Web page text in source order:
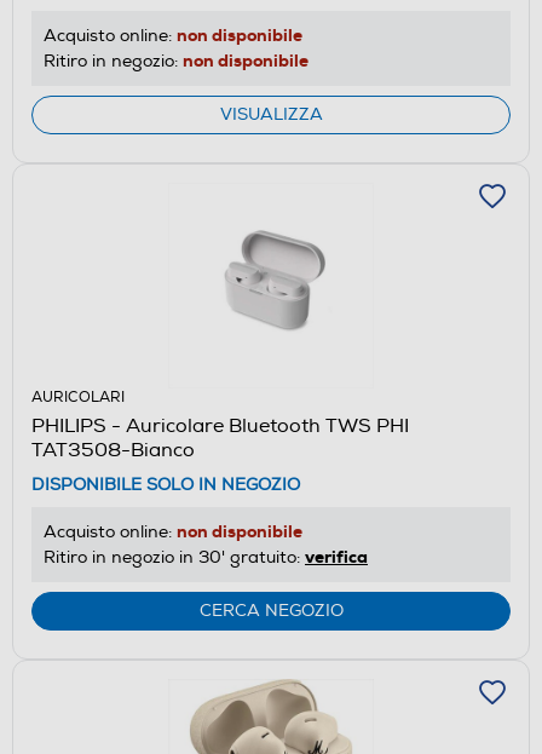
Acquisto online: non disponibile
Ritiro in negozio: non disponibile
VISUALIZZA
AURICOLARI
PHILIPS - Auricolare Bluetooth TWS PHI
TAT3508-Bianco
DISPONIBILE SOLO IN NEGOZIO
Acquisto online: non disponibile
Ritiro in negozio in 30' gratuito: verifica
CERCA NEGOZIO